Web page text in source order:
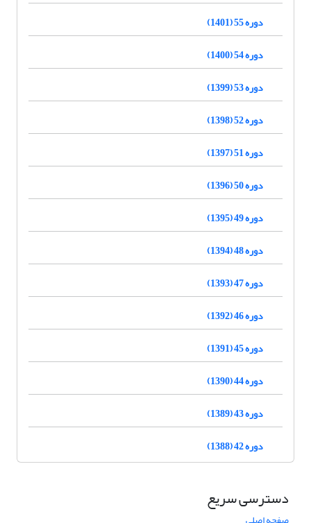
دوره 55 (1401)
دوره 54 (1400)
دوره 53 (1399)
دوره 52 (1398)
دوره 51 (1397)
دوره 50 (1396)
دوره 49 (1395)
دوره 48 (1394)
دوره 47 (1393)
دوره 46 (1392)
دوره 45 (1391)
دوره 44 (1390)
دوره 43 (1389)
دوره 42 (1388)
دسترسی سریع